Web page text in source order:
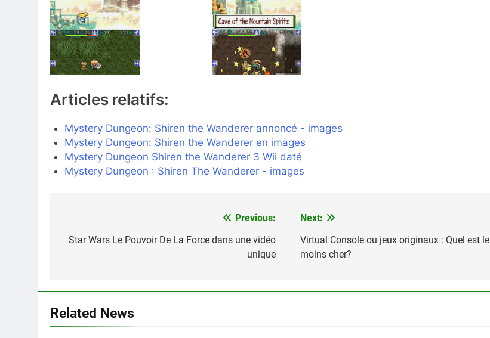
Articles relatifs:
Mystery Dungeon: Shiren the Wanderer annoncé - images
Mystery Dungeon: Shiren the Wanderer en images
Mystery Dungeon Shiren the Wanderer 3 Wii daté
Mystery Dungeon : Shiren The Wanderer - images
de
Previous:
Star Wars Le Pouvoir De La Force dans une vidéo
unique
Next:
Virtual Console ou jeux originaux : Quel est le
moins cher?
Related News